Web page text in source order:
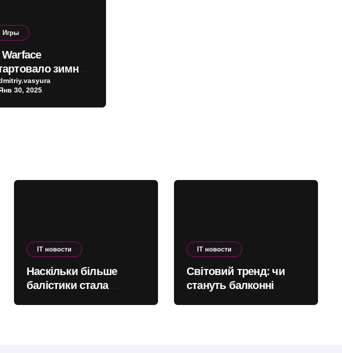
Игры
зимнее
с PvP-
и
30, 2025
IT новости
Наскільки більше
балістики стала
IT новости
Світовий тренд: чи
стануть балконні